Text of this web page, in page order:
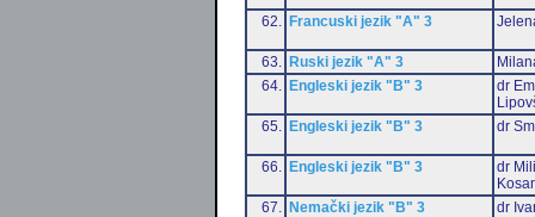
62. Francuski jezik "A" 3
63. Ruski jezik "A" 3
64.
Engleski jezik "B" 3
dr
65.
Engleski jezik "B" 3 dr
66. Engleski jezik "B" 3
dr
67.
Nemački jezik "B" 3
dr